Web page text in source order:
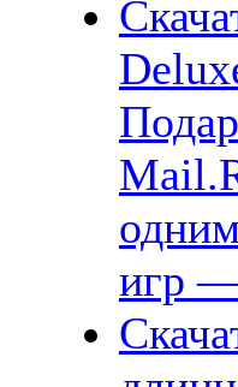
игр